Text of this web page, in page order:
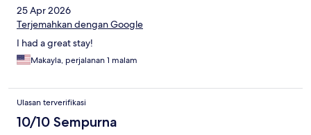
25 Apr 2026
Terjemahkan dengan Google
I had a great stay!
Makayla, perjalanan 1 malam
Ulasan terverifikasi
10/10 Sempurna